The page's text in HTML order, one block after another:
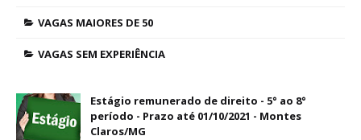
VAGAS MAIORES DE 50
VAGAS SEM EXPERIÊNCIA
Estágio remunerado de direito - 5° ao 8°
período - Prazo até 01/10/2021 - Montes
Claros/MG